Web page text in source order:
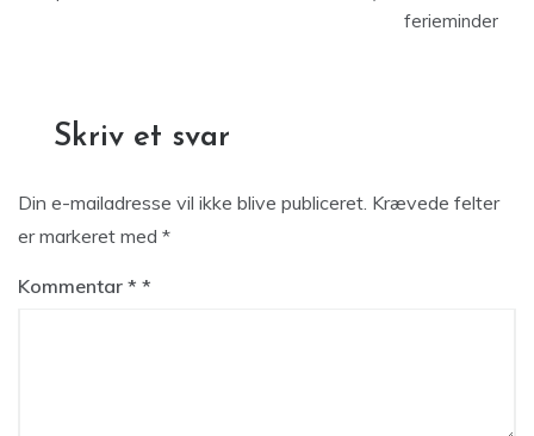
ferieminder
Skriv et svar
Din e-mailadresse vil ikke blive publiceret. Krævede felter
er markeret med *
Kommentar *